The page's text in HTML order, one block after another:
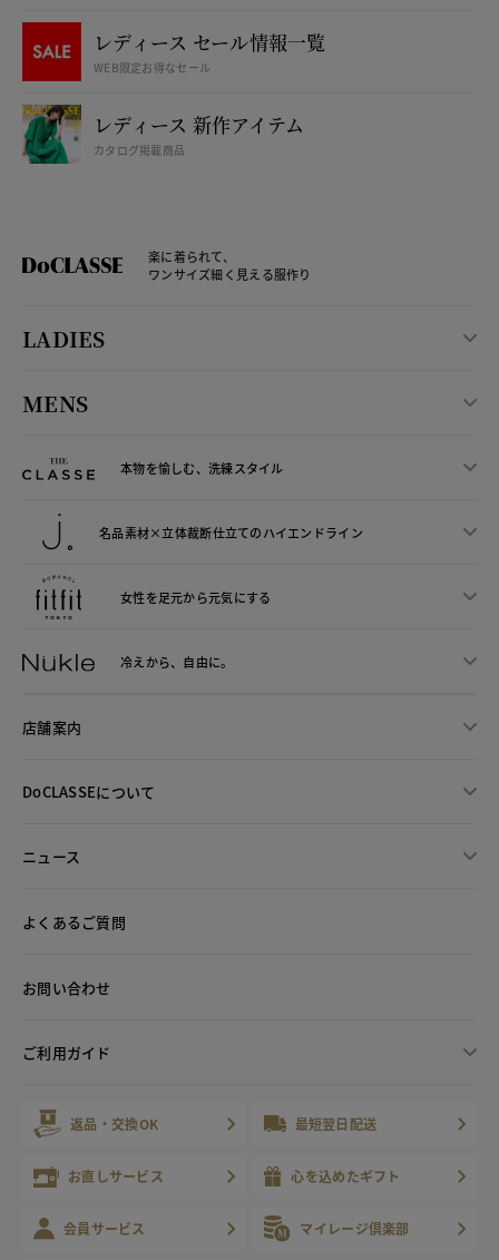
レディース セール情報一覧
WEB限定お得なセール
レディース 新作アイテム
カタログ掲載商品
楽に着られて、
ワンサイズ細く見える服作り
LADIES
MENS
本物を愉しむ、洗練スタイル
名品素材×立体裁断仕立てのハイエンドライン
女性を足元から元気にする
冷えから、 自由に。
店舗案内
DoCLASSEについて
ニュース
よくあるご質問
お問い合わせ
ご利用ガイド
返品・交換OK 最短翌日配送
お直しサービス 心を込めたギフト
会員サービス マイレージ倶楽部